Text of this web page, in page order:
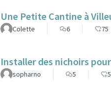
Une Petite Cantine à
Colette 6 75
Installer des nichoirs
sopharno 5